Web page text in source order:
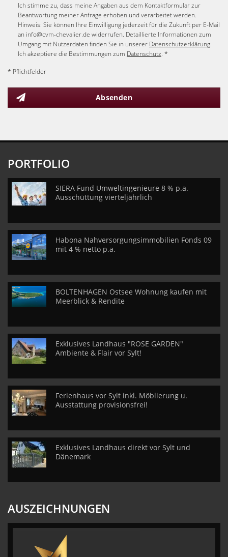
Ich stimme zu, dass meine Angaben aus dem Kontaktformular zur
Beantwortung meiner Anfrage erhoben und verarbeitet werden.
Hinweis: Sie können Ihre Einwilligung jederzeit für die Zukunft per E-Mail
an info@cvm-chevalier.de widerrufen. Detaillierte Informationen zum
Umgang mit Nutzerdaten finden Sie in unserer Datenschutzerklärung.
Ich akzeptiere die Bestimmungen zum Datenschutz. *
* Pflichtfelder
Absenden
PORTFOLIO
SIERA Fund Umweltingenieure 8 % p.a.
Ausschüttung vierteljährlich
Habona Nahversorgungsimmobilien Fonds 09
mit 4 % netto p.a.
BOLTENHAGEN Ostsee Wohnung kaufen mit
Meerblick & Rendite
Exklusives Landhaus "ROSE GARDEN"
Ambiente & Flair vor Sylt!
Ferienhaus vor Sylt inkl. Möblierung u.
Ausstattung provisionsfrei!
Exklusives Landhaus direkt vor Sylt und
Dänemark
AUSZEICHNUNGEN